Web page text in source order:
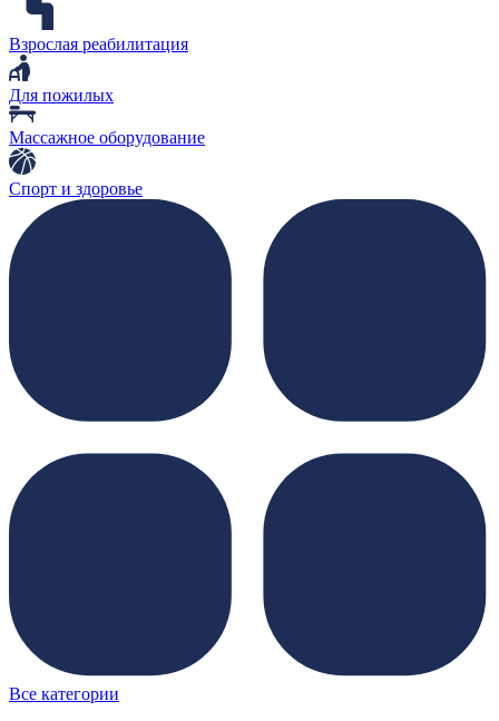
Взрослая реабилитация
Для пожилых
Массажное оборудование
Спорт и здоровье
Все категории